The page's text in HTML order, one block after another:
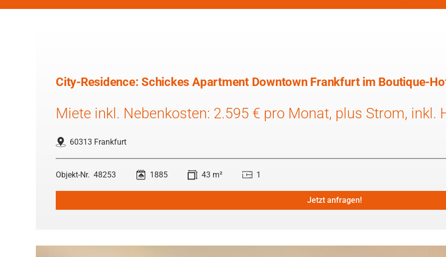
City-Residence: Schickes Apartment Downtown Frankfurt im Boutique-
Miete inkl. Nebenkosten: 2.595 € pro Monat, plus Strom, inkl.
60313 Frankfurt
48253 1885 43 m² 1
Jetzt anfragen!